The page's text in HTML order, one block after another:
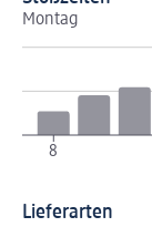
Montag
8
Lieferarten